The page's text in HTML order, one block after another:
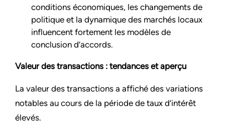
conditions économiques, les changements de
politique et la dynamique des marchés locaux
influencent fortement les modèles de
conclusion d’accords.
Valeur des transactions : tendances et aperçu
La valeur des transactions a affiché des variations
notables au cours de la période de taux d’intérêt
élevés.